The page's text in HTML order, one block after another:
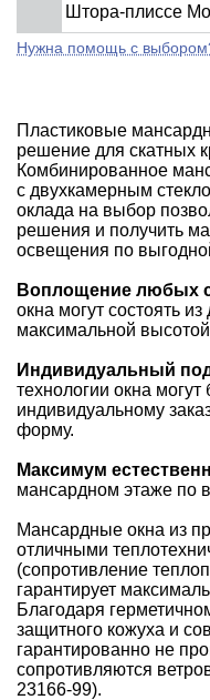
Штора-плиссе
Нужна помощь с
Пластиковые
решение для скатных
Комбинированное
с двухкамерным
оклада на выбор
решения и получить
освещения по
Воплощение любых
окна могут состоять
максимальной
Индивидуальный
технологии окна
индивидуальному
форму.
Максимум
мансардном этаже по
Мансардные окна из
отличными
(сопротивление
гарантирует
Благодаря
защитного кожуха и
гарантированно не
сопротивляются
23166-99).